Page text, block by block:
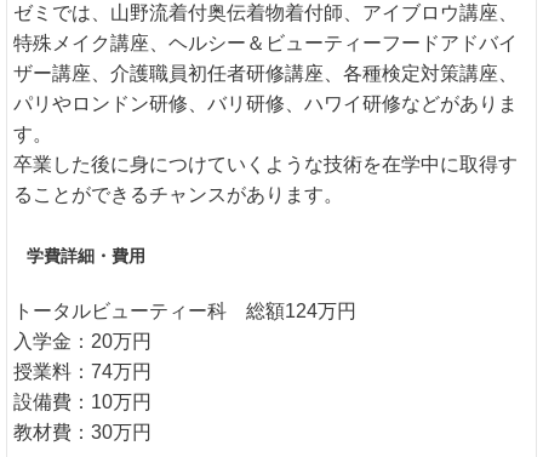
ゼミでは、山野流着付奥伝着物着付師、アイブロウ講座、
特殊メイク講座、ヘルシー＆ビューティーフードアドバイ
ザー講座、介護職員初任者研修講座、各種検定対策講座、
パリやロンドン研修、バリ研修、ハワイ研修などがありま
す。
卒業した後に身につけていくような技術を在学中に取得す
ることができるチャンスがあります。
学費詳細・費用
トータルビューティー科 総額124万円
入学金：20万円
授業料：74万円
設備費：10万円
教材費：30万円